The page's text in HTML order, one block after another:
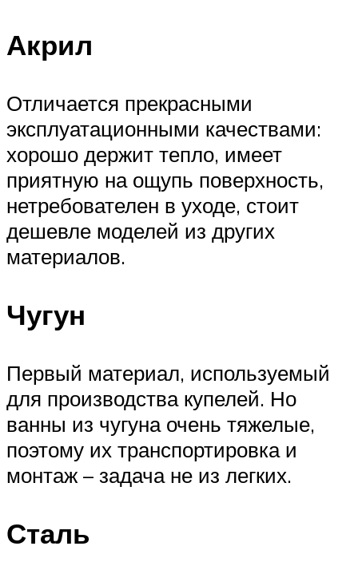
Акрил
Отличается прекрасными
эксплуатационными качествами:
хорошо держит тепло, имеет
приятную на ощупь поверхность,
нетребователен в уходе, стоит
дешевле моделей из других
материалов.
Чугун
Первый материал, используемый
для производства купелей. Но
ванны из чугуна очень тяжелые,
поэтому их транспортировка и
монтаж – задача не из легких.
Сталь